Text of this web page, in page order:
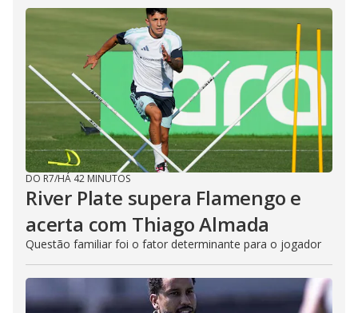
DO R7/HÁ 42 MINUTOS
River Plate supera Flamengo e
acerta com Thiago Almada
Questão familiar foi o fator determinante para o jogador